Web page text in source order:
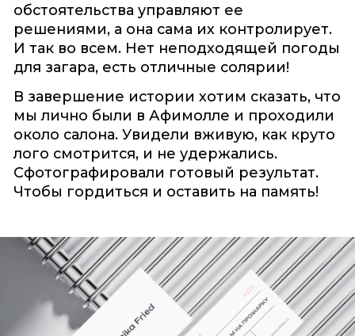
обстоятельства управляют ее
решениями, а она сама их контролирует.
И так во всем. Нет неподходящей погоды
для загара, есть отличные солярии!
В завершение истории хотим сказать, что
мы лично были в Афимолле и проходили
около салона. Увидели вживую, как круто
лого смотрится, и не удержались.
Сфотографировали готовый результат.
Чтобы гордиться и оставить на память!